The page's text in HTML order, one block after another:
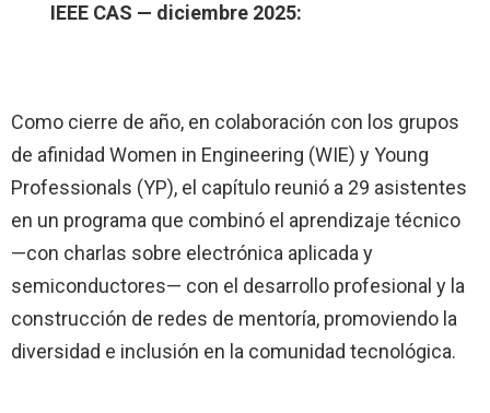
IEEE CAS — diciembre 2025:
Como cierre de año, en colaboración con los grupos
de afinidad Women in Engineering (WIE) y Young
Professionals (YP), el capítulo reunió a 29 asistentes
en un programa que combinó el aprendizaje técnico
—con charlas sobre electrónica aplicada y
semiconductores— con el desarrollo profesional y la
construcción de redes de mentoría, promoviendo la
diversidad e inclusión en la comunidad tecnológica.